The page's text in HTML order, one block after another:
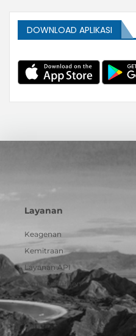
DOWNLOAD APLIKASI
Layanan
Keagenan
Kemitraan
Layanan API
Urus Dokumen